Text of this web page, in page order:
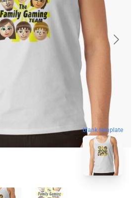
blank template